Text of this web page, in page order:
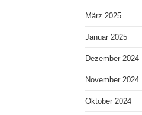
März 2025
Januar 2025
Dezember 2024
November 2024
Oktober 2024